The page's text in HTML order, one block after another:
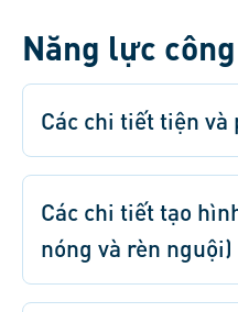
Năng lực
Các chi tiết tiện và
Các chi tiết tạo
nóng và rèn nguội)